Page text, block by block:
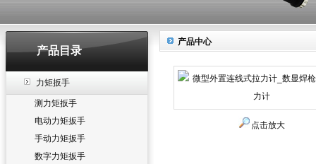
产品目录
力矩扳手
测力矩扳手
电动力矩扳手
手动力矩扳手
数字力矩扳手
产品中心
点击放大